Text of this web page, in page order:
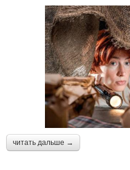
читать дальше →